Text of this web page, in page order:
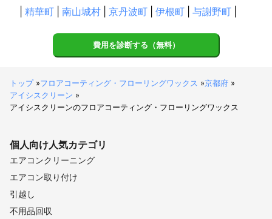
精華町 南山城村 京丹波町 伊根町 与謝野町
費用を診断する（無料）
トップ»フロアコーティング・フローリングワックス »京都府 »
アイシスクリーン »
アイシスクリーンのフロアコーティング・フローリングワックス
個人向け人気カテゴリ
エアコンクリーニング
エアコン取り付け
引越し
不用品回収